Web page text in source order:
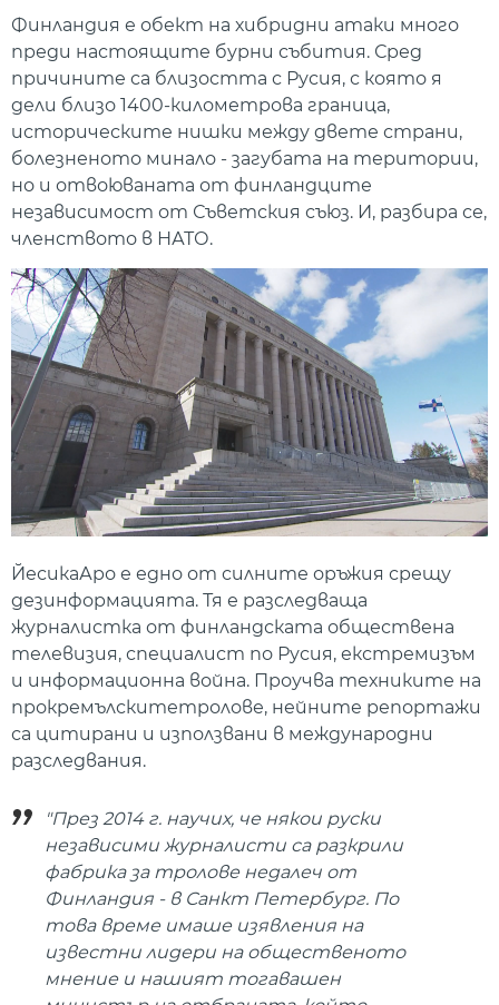
Финландия е обект на хибридни атаки много
преди настоящите бурни събития. Сред
причините са близостта с Русия, с която я
дели близо 1400-километрова граница,
историческите нишки между двете страни,
болезненото минало - загубата на територии,
но и отвоюваната от финландците
независимост от Съветския съюз. И, разбира се,
членството в НАТО.
ЙесикаАро е едно от силните оръжия срещу
дезинформацията. Тя е разследваща
журналистка от финландската обществена
телевизия, специалист по Русия, екстремизъм
и информационна война. Проучва техниките на
прокремълскитетролове, нейните репортажи
са цитирани и използвани в международни
разследвания.
"През 2014 г. научих, че някои руски
независими журналисти са разкрили
фабрика за тролове недалеч от
Финландия - в Санкт Петербург. По
това време имаше изявления на
известни лидери на общественото
мнение и нашият тогавашен